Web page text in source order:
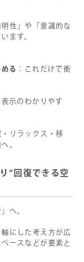
性」や「意識的な
ます。
る ：これだけで衝
表示のわかりやす
・リラックス・移
。
“回復できる空
へ。
にした考え方が広
ースなどが要素と